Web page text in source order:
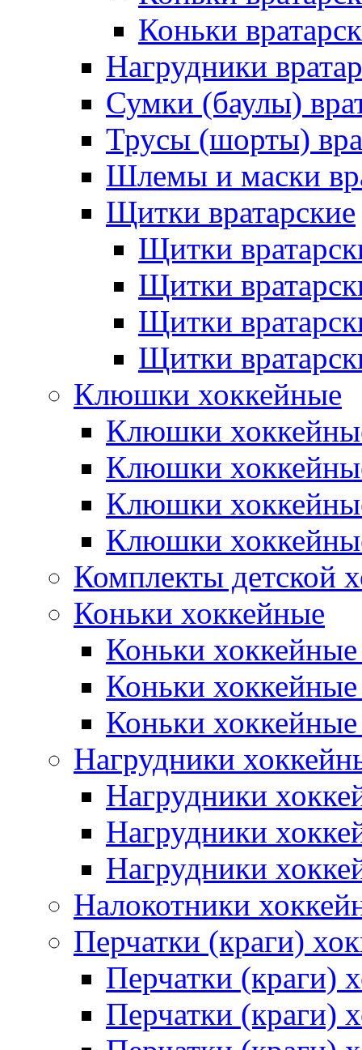
Коньки
Нагрудники
Сумки (баулы)
Трусы (шорты)
Шлемы и маски
Щитки вратарские
Щитки
Щитки
Щитки
Щитки
Клюшки хоккейные
Клюшки
Клюшки
Клюшки
Клюшки
Комплекты детской
Коньки хоккейные
Коньки хоккейные
Коньки
Коньки
Нагрудники
Нагрудники
Нагрудники
Нагрудники
Налокотники
Перчатки (краги)
Перчатки (краги)
Перчатки (краги)